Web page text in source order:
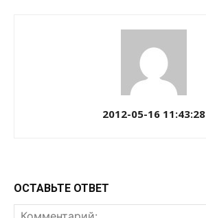
2012-05-16 11:43:28
ОСТАВЬТЕ ОТВЕТ